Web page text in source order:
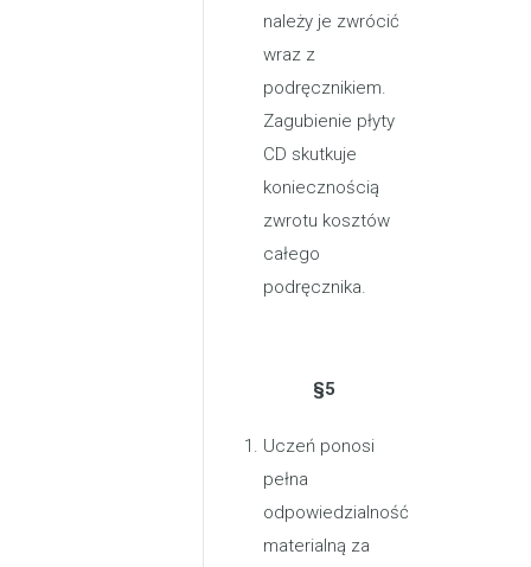
należy je zwrócić
wraz z
podręcznikiem.
Zagubienie płyty
CD skutkuje
koniecznością
zwrotu kosztów
całego
podręcznika.
§5
Uczeń ponosi
pełna
odpowiedzialność
materialną za